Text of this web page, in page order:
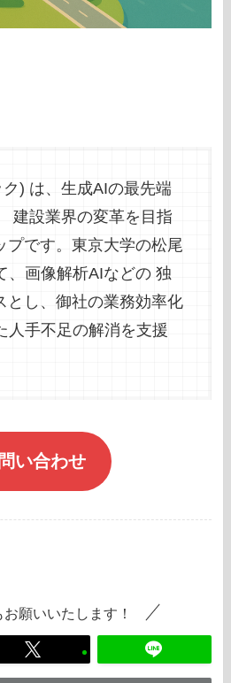
) は、生成AIの最先端
建設業界の変革を目指
プです。東京大学の松尾
、画像解析AIなどの 独
とし、御社の業務効率化
人手不足の解消を支援
い合わせ
願いいたします！